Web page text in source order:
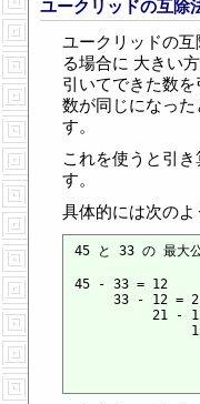
ユークリッドの互除
ユークリッドの
る場合に 大きい
引いてできた数
数が同じになっ
す。
これを使うと引
す。
具体的には次のよ
45 と 33 の 最大公
45 - 33 = 12
33 - 12 =
21 -